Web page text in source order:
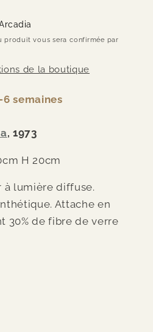
produit vous sera confirmée par
de la boutique
semaines
, 1973
H 20cm
lumière diffuse.
Attache en
30% de fibre de verre